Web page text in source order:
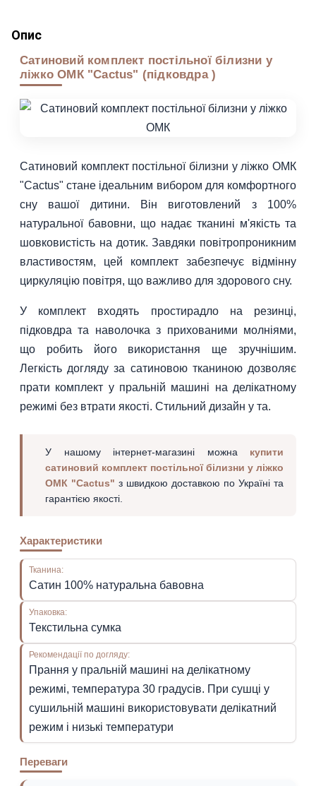
Опис
Сатиновий комплект постільної білизни у
ліжко ОМК "Cactus" (підковдра )
Сатиновий комплект постільної білизни у ліжко ОМК
"Cactus" стане ідеальним вибором для комфортного
сну вашої дитини. Він виготовлений з 100%
натуральної бавовни, що надає тканині м'якість та
шовковистість на дотик. Завдяки повітропроникним
властивостям, цей комплект забезпечує відмінну
циркуляцію повітря, що важливо для здорового сну.
У комплект входять простирадло на резинці,
підковдра та наволочка з прихованими молніями,
що робить його використання ще зручнішим.
Легкість догляду за сатиновою тканиною дозволяє
прати комплект у пральній машині на делікатному
режимі без втрати якості. Стильний дизайн у та.
У нашому інтернет-магазині можна купити
сатиновий комплект постільної білизни у ліжко
ОМК "Cactus" з швидкою доставкою по Україні та
гарантією якості.
Характеристики
Тканина:
Сатин 100% натуральна бавовна
Упаковка:
Текстильна сумка
Рекомендації по догляду:
Прання у пральній машині на делікатному
режимі, температура 30 градусів. При сушці у
сушильній машині використовувати делікатний
режим і низькі температури
Переваги